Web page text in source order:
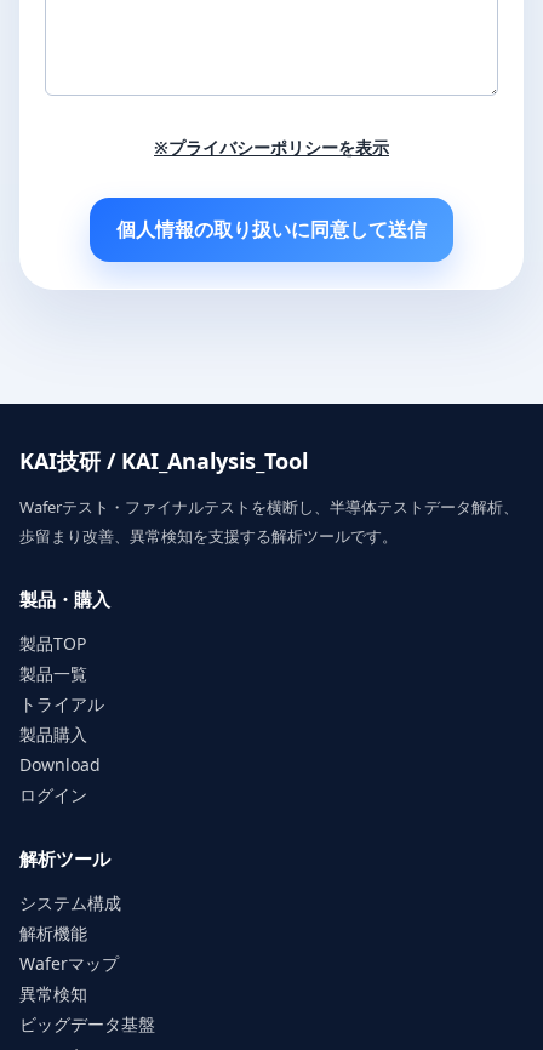
※プライバシーポリシーを表示
個人情報の取り扱いに同意して送信
KAI技研 / KAI_Analysis_Tool
Waferテスト・ファイナルテストを横断し、半導体テストデータ解析、
歩留まり改善、異常検知を支援する解析ツールです。
製品・購入
製品TOP
製品一覧
トライアル
製品購入
Download
ログイン
解析ツール
システム構成
解析機能
Waferマップ
異常検知
ビッグデータ基盤